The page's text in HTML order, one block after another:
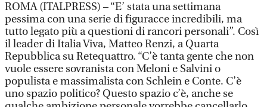
ROMA (ITALPRESS) – “E’ stata una settimana
pessima con una serie di figuracce incredibili, ma
tutto legato più a questioni di rancori personali”. Così
il leader di Italia Viva, Matteo Renzi, a Quarta
Repubblica su Retequattro. “C’è tanta gente che non
vuole essere sovranista con Meloni e Salvini o
populista e massimalista con Schlein e Conte. C’è
uno spazio politico? Questo spazio c’è, anche se